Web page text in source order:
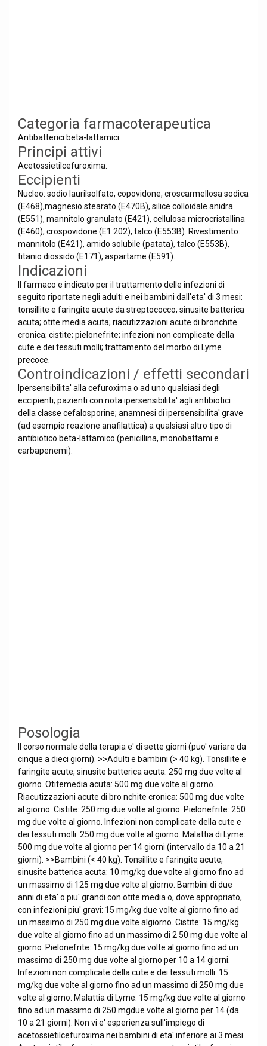
Categoria farmacoterapeutica
Antibatterici beta-lattamici.
Principi attivi
Acetossietilcefuroxima.
Eccipienti
Nucleo: sodio laurilsolfato, copovidone, croscarmellosa sodica
(E468),magnesio stearato (E470B), silice colloidale anidra
(E551), mannitolo granulato (E421), cellulosa microcristallina
(E460), crospovidone (E1 202), talco (E553B). Rivestimento:
mannitolo (E421), amido solubile (patata), talco (E553B),
titanio diossido (E171), aspartame (E591).
Indicazioni
Il farmaco e indicato per il trattamento delle infezioni di
seguito riportate negli adulti e nei bambini dall'eta' di 3 mesi:
tonsillite e faringite acute da streptococco; sinusite batterica
acuta; otite media acuta; riacutizzazioni acute di bronchite
cronica; cistite; pielonefrite; infezioni non complicate della
cute e dei tessuti molli; trattamento del morbo di Lyme
precoce.
Controindicazioni / effetti secondari
Ipersensibilita' alla cefuroxima o ad uno qualsiasi degli
eccipienti; pazienti con nota ipersensibilita' agli antibiotici
della classe cefalosporine; anamnesi di ipersensibilita' grave
(ad esempio reazione anafilattica) a qualsiasi altro tipo di
antibiotico beta-lattamico (penicillina, monobattami e
carbapenemi).
Posologia
Il corso normale della terapia e' di sette giorni (puo' variare da
cinque a dieci giorni). >>Adulti e bambini (> 40 kg). Tonsillite e
faringite acute, sinusite batterica acuta: 250 mg due volte al
giorno. Otitemedia acuta: 500 mg due volte al giorno.
Riacutizzazioni acute di bro nchite cronica: 500 mg due volte
al giorno. Cistite: 250 mg due volte al giorno. Pielonefrite: 250
mg due volte al giorno. Infezioni non complicate della cute e
dei tessuti molli: 250 mg due volte al giorno. Malattia di Lyme:
500 mg due volte al giorno per 14 giorni (intervallo da 10 a 21
giorni). >>Bambini (< 40 kg). Tonsillite e faringite acute,
sinusite batterica acuta: 10 mg/kg due volte al giorno fino ad
un massimo di 125 mg due volte al giorno. Bambini di due
anni di eta' o piu' grandi con otite media o, dove appropriato,
con infezioni piu' gravi: 15 mg/kg due volte al giorno fino ad
un massimo di 250 mg due volte algiorno. Cistite: 15 mg/kg
due volte al giorno fino ad un massimo di 2 50 mg due volte al
giorno. Pielonefrite: 15 mg/kg due volte al giorno fino ad un
massimo di 250 mg due volte al giorno per 10 a 14 giorni.
Infezioni non complicate della cute e dei tessuti molli: 15
mg/kg due volte al giorno fino ad un massimo di 250 mg due
volte al giorno. Malattia di Lyme: 15 mg/kg due volte al giorno
fino ad un massimo di 250 mgdue volte al giorno per 14 (da
10 a 21 giorni). Non vi e' esperienza sull'impiego di
acetossietilcefuroxima nei bambini di eta' inferiore ai 3 mesi.